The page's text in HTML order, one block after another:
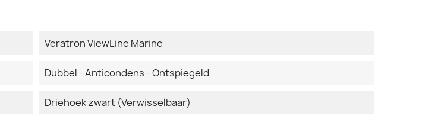
Veratron ViewLine Marine
Dubbel - Anticondens - Ontspiegeld
Driehoek zwart (Verwisselbaar)